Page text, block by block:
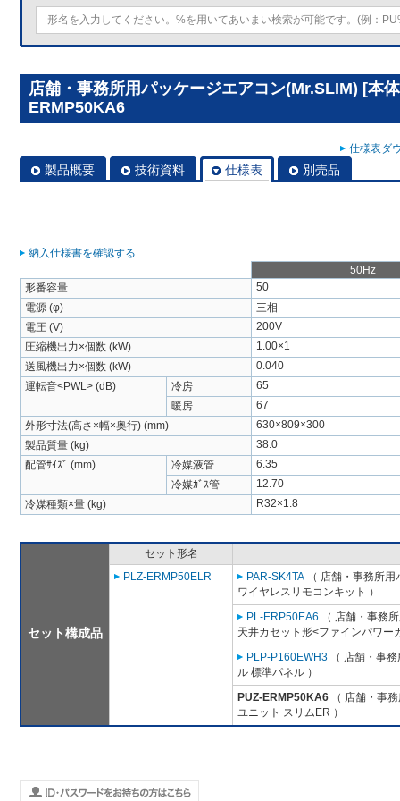
店舗・事務所用パッケージエアコン(Mr.SLIM) [本
ERMP50KA6
仕様表ダ
製品概要 技術資料 仕様表 別売品
納入仕様書を確認する
50Hz
形番容量
50
電源 (φ)
三相
電圧 (V)
200V
圧縮機出力×個数 (kW)
1.00×1
送風機出力×個数 (kW)
0.040
運転音<PWL> (dB)
冷房
65
暖房
67
外形寸法(高さ×幅×奥行) (mm)
630×809×300
製品質量 (kg)
38.0
配管ｻｲｽﾞ (mm)
冷媒液管
6.35
冷媒ｶﾞｽ管
12.70
冷媒種類×量 (kg)
R32×1.8
セット構成品
セット形名
PLZ-ERMP50ELR
PAR-SK4TA （ 店舗・事務所
ワイヤレスリモコンキット ）
PL-ERP50EA6 （ 店舗・事務
天井カセット形<ファインパワー
PLP-P160EWH3 （ 店舗・事
ル 標準パネル ）
PUZ-ERMP50KA6 （ 店舗・事
ユニット スリムER ）